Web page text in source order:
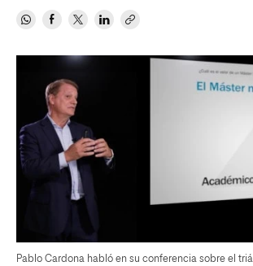
Pablo Cardona habló en su conferencia sobre el